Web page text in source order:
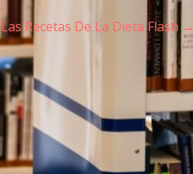
Las Recetas De La Dieta Flash →